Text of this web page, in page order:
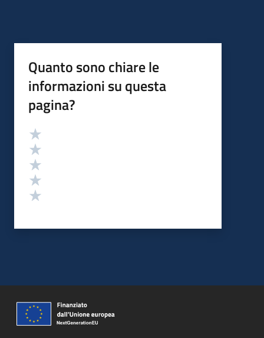
Quanto sono chiare le
informazioni su questa
pagina?
Valutazione